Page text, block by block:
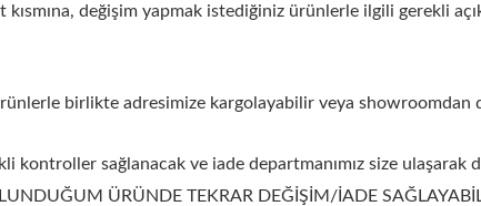
değişim yapmak istediğiniz ürünlerle ilgili gerekli
birlikte adresimize kargolayabilir veya showroomdan
kontroller sağlanacak ve iade departmanımız size ulaşarak
ÜRÜNDE TEKRAR DEĞİŞİM/İADE